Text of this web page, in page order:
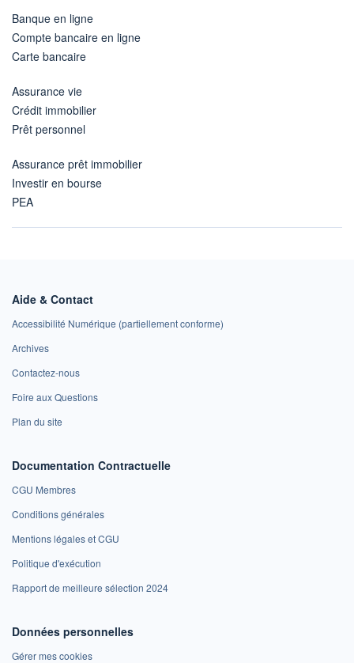
Banque en ligne
Compte bancaire en ligne
Carte bancaire
Assurance vie
Crédit immobilier
Prêt personnel
Assurance prêt immobilier
Investir en bourse
PEA
Aide & Contact
Accessibilité Numérique (partiellement conforme)
Archives
Contactez-nous
Foire aux Questions
Plan du site
Documentation Contractuelle
CGU Membres
Conditions générales
Mentions légales et CGU
Politique d'exécution
Rapport de meilleure sélection 2024
Données personnelles
Gérer mes cookies